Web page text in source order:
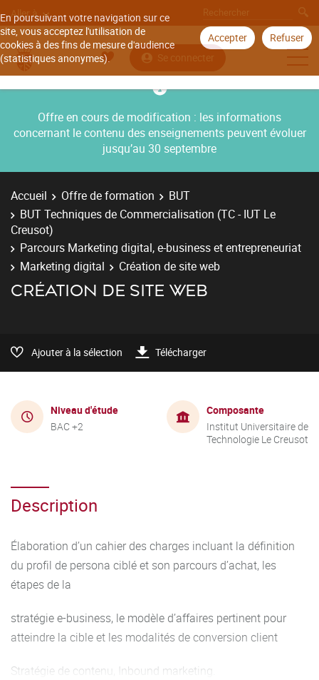
En poursuivant votre navigation sur ce
site, vous acceptez l'utilisation de
cookies à des fins de mesure d'audience
(statistiques anonymes).
Accepter Refuser
Aller à
Se connecter
Offre en cours de modification : les informations
concernant le contenu des enseignements peuvent évoluer
jusqu’au 30 septembre
Accueil Offre de formation
BUT
BUT Techniques de Commercialisation (TC - IUT Le
Creusot)
Parcours Marketing digital, e-business et entrepreneuriat
Marketing digital
Création de site web
CRÉATION DE SITE WEB
Ajouter à la sélection Télécharger
Niveau d'étude
BAC +2
Composante
Institut Universitaire de
Technologie Le Creusot
Description
Élaboration d’un cahier des charges incluant la définition
du profil de persona ciblé et son parcours d’achat, les
étapes de la
stratégie e-business, le modèle d’affaires pertinent pour
atteindre la cible et les modalités de conversion client
Stratégie de contenu, Inbound marketing.